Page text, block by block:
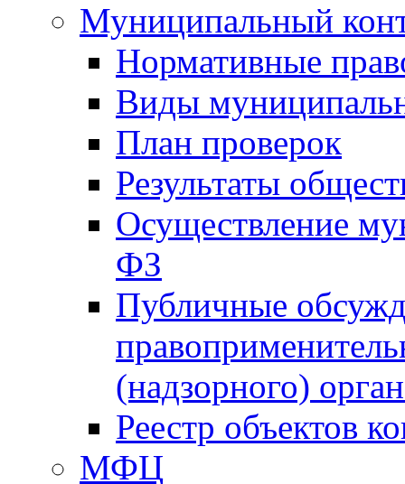
Муниципальный
Нормативные
Виды
План проверок
Результаты
Осуществление
ФЗ
Публичные
(надзорного)
Реестр объектов
МФЦ